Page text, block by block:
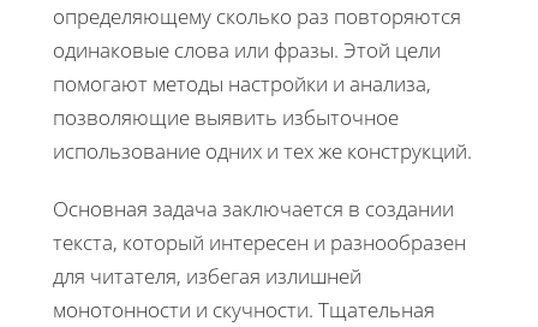
определяющему сколько раз повторяются
одинаковые слова или фразы. Этой цели
помогают методы настройки и анализа,
позволяющие выявить избыточное
использование одних и тех же конструкций.
Основная задача заключается в создании
текста, который интересен и разнообразен
для читателя, избегая излишней
монотонности и скучности. Тщательная